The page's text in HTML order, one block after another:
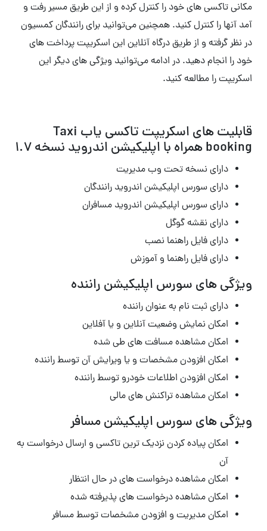
مکانی تاکسی های خود را کنترل کرده و از این طریق مسیر رفت و
آمد آنها را کنترل کنید. همچنین می‌توانید برای رانندگان کمسیون
در نظر گرفته و از طریق درگاه آنلاین این اسکریپت پرداخت های
خود را انجام دهید. در ادامه می‌توانید ویژگی های دیگر این
اسکریپت را مطالعه کنید.
قابلیت های اسکریپت تاکسی یاب Taxi
booking همراه با اپلیکیشن اندروید نسخه 1.7
دارای نسخه تحت وب مدیریت
دارای سورس اپلیکیشن اندروید رانندگان
دارای سورس اپلیکیشن اندروید مسافران
دارای نقشه گوگل
دارای فایل راهنما نصب
دارای فایل راهنما و آموزش
ویژگی های سورس اپلیکیشن راننده
دارای ثبت نام به عنوان راننده
امکان نمایش وضعیت آنلاین و یا آفلاین
امکان مشاهده مسافت های طی شده
امکان افزودن مشخصات و یا ویرایش آن توسط راننده
امکان افزودن اطلاعات خودرو توسط راننده
امکان مشاهده تراکنش های مالی
ویژگی های سورس اپلیکیشن مسافر
امکان پیاده کردن نزدیک ترین تاکسی و ارسال درخواست به
آن
امکان مشاهده درخواست های در حال انتظار
امکان مشاهده درخواست های پذیرفته شده
امکان مدیریت و افزودن مشخصات توسط مسافر